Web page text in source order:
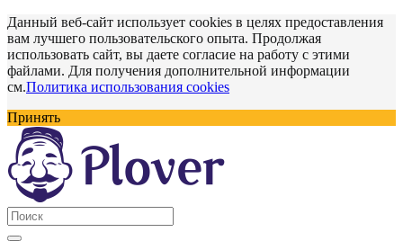
Данный веб-сайт использует cookies в целях предоставления
вам лучшего пользовательского опыта. Продолжая
использовать сайт, вы даете согласие на работу с этими
файлами. Для получения дополнительной информации
см.Политика использования cookies
Принять